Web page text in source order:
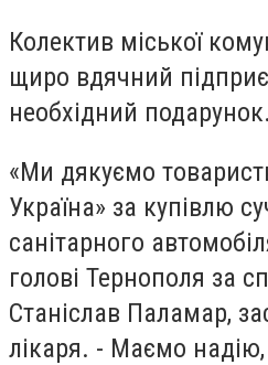
Колектив міської
щиро вдячний
необхідний подарунок.
«Ми дякуємо
Україна» за купівлю
санітарного
голові Тернополя за
Станіслав Паламар,
лікаря. - Маємо надію,